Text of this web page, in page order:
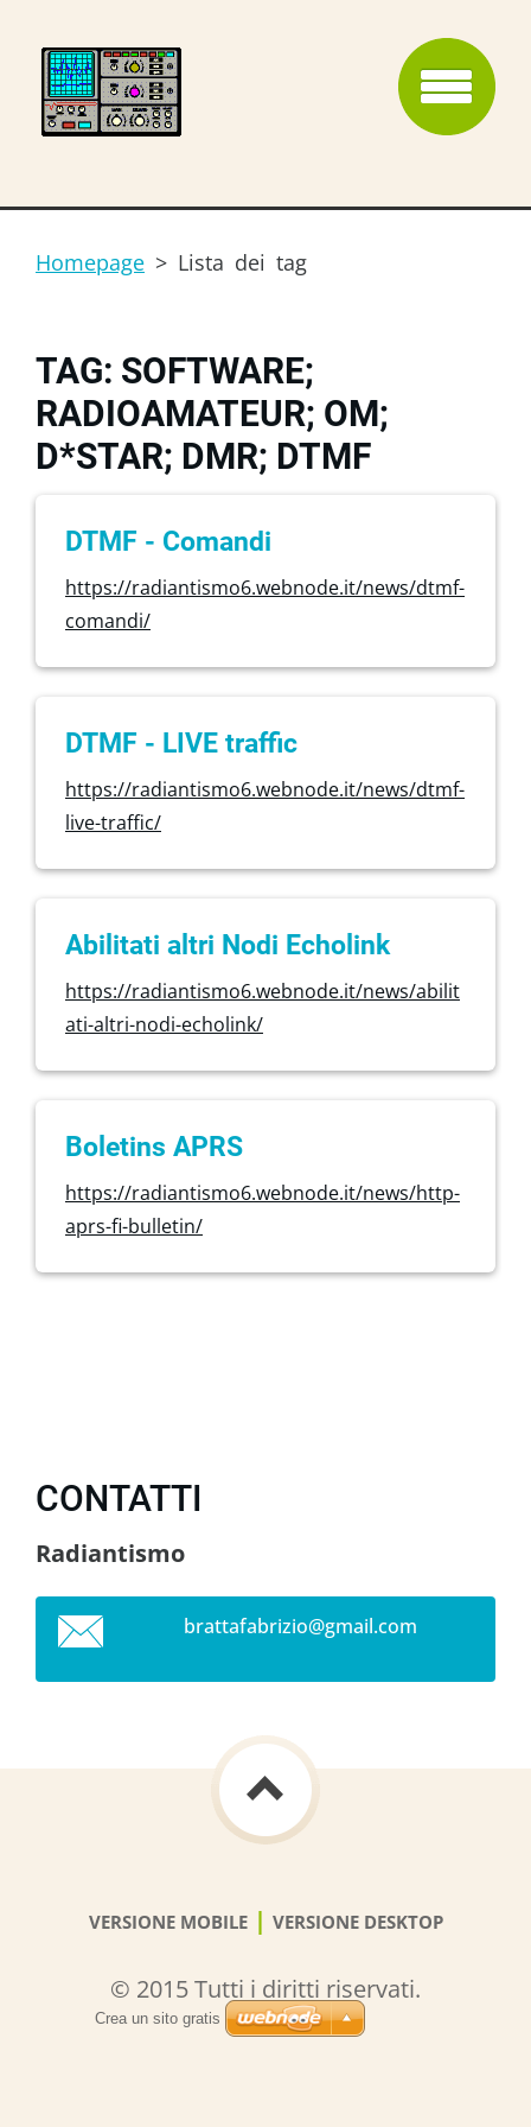
Homepage > Lista dei tag
TAG: SOFTWARE;
RADIOAMATEUR; OM;
D*STAR; DMR; DTMF
DTMF - Comandi
https://radiantismo6.webnode.it/news/dtmf-
comandi/
DTMF - LIVE traffic
https://radiantismo6.webnode.it/news/dtmf-
live-traffic/
Abilitati altri Nodi Echolink
https://radiantismo6.webnode.it/news/abilit
ati-altri-nodi-echolink/
Boletins APRS
https://radiantismo6.webnode.it/news/http-
aprs-fi-bulletin/
CONTATTI
Radiantismo
brattafabrizio@gmail.com
VERSIONE MOBILE | VERSIONE DESKTOP
© 2015 Tutti i diritti riservati.
Crea un sito gratis